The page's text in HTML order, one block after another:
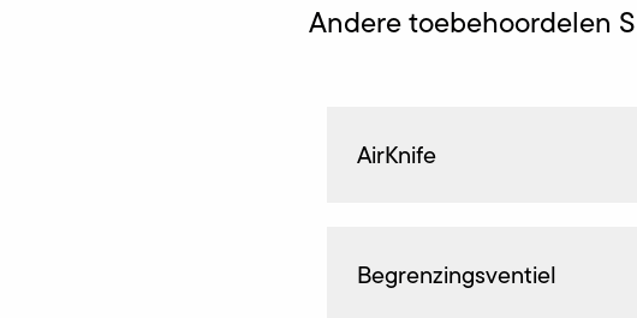
Andere toebehoordelen
AirKnife
Begrenzingsventiel